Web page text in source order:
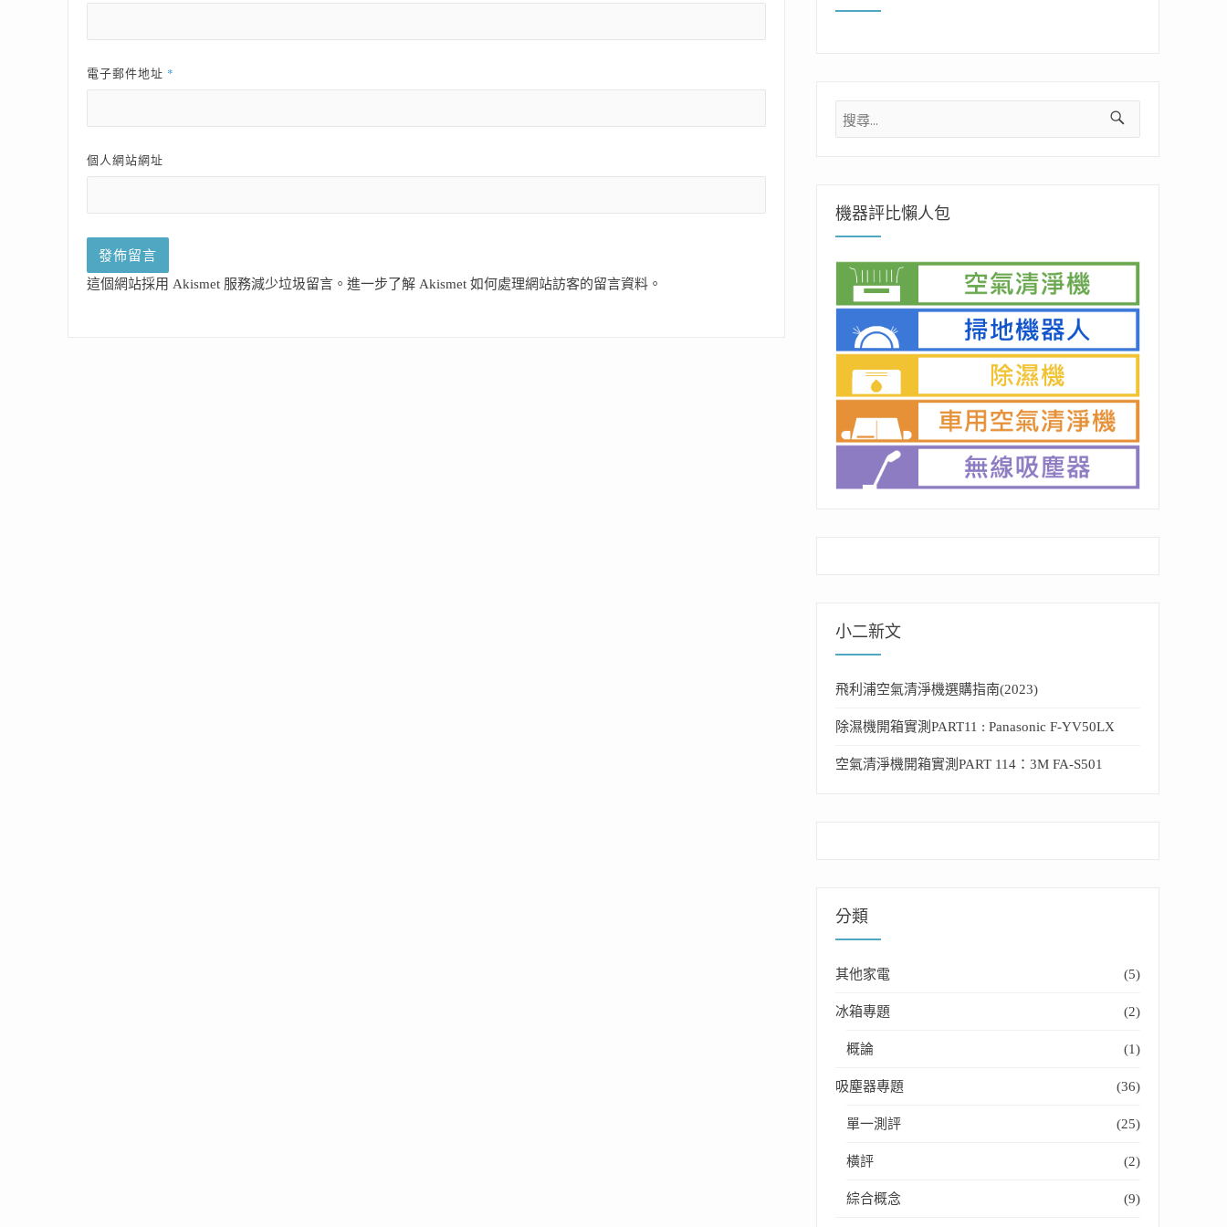
電子郵件地址 *
個人網站網址
這個網站採用 Akismet 服務減少垃圾留言。 進一步了解 Akismet 如何處理網站訪客的留言資料 。
搜
機器評比懶人包
小二新文
飛利浦空氣清淨機選購指南(2023)
除濕機開箱實測PART11 : Panasonic F-YV50LX
空氣清淨機開箱實測PART 114：3M FA-S501
分類
其他家電 (5)
冰箱專題 (2)
概論 (1)
吸塵器專題 (36)
單一測評 (25)
橫評 (2)
綜合概念 (9)